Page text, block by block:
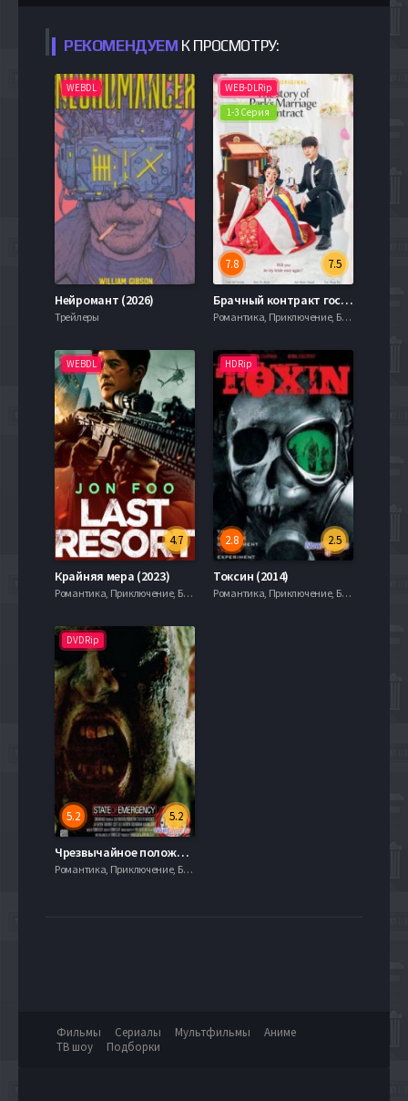
РЕКОМЕНДУЕМ К ПРОСМОТРУ:
WEBDL
Нейромант (2026)
Трейлеры
WEB-DLRip
1-3 Серия
7.5
7.8
Брачный контракт госпожи Пак (2023)
Романтика, Приключение, Боевик
WEBDL
4.7
Крайняя мера (2023)
Романтика, Приключение, Боевик
HDRip
2.5
2.8
Токсин (2014)
Романтика, Приключение, Боевик
DVDRip
5.2
5.2
Чрезвычайное положение (2010)
Романтика, Приключение, Боевик
Фильмы Сериалы Мультфильмы
Аниме
ТВ шоу
Подборки